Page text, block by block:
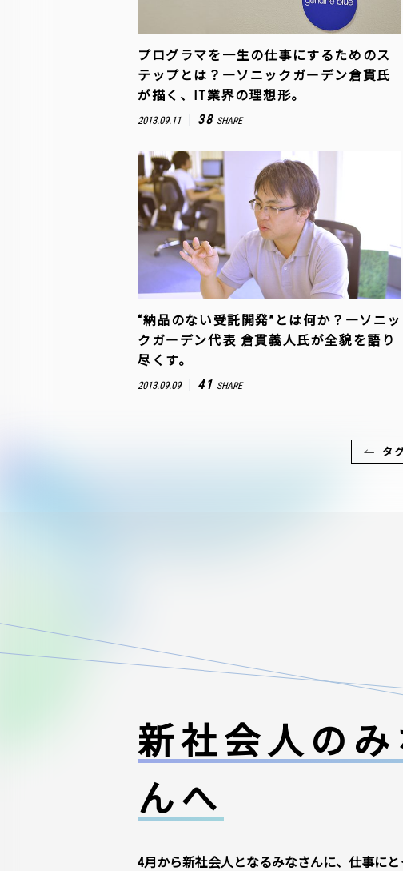
プログラマを一生の仕事にするためのス
テップとは？―ソニックガーデン倉貫氏
が描く、IT業界の理想形。
2013.09.11 38 SHARE
“納品のない受託開発”とは何か？―ソニッ
クガーデン代表 倉貫義人氏が全貌を語り
尽くす。
2013.09.09 41 SHARE
タ
新社会人のみ
んへ
4月から新社会人となるみなさんに、仕事に